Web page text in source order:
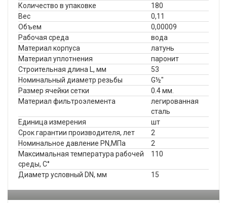
Количество в упаковке
180
Вес
0,11
Объем
0,00009
Рабочая среда
вода
Материал корпуса
латунь
Материал уплотнения
паронит
Строительная длина L, мм
53
Номинальный диаметр резьбы
G½"
Размер ячейки сетки
0.4 мм.
Материал фильтроэлемента
легированная
сталь
Единица измерения
шт
Срок гарантии производителя, лет
2
Номинальное давление PN,МПа
2
Максимальная температура рабочей
среды, С°
110
Диаметр условный DN, мм 15